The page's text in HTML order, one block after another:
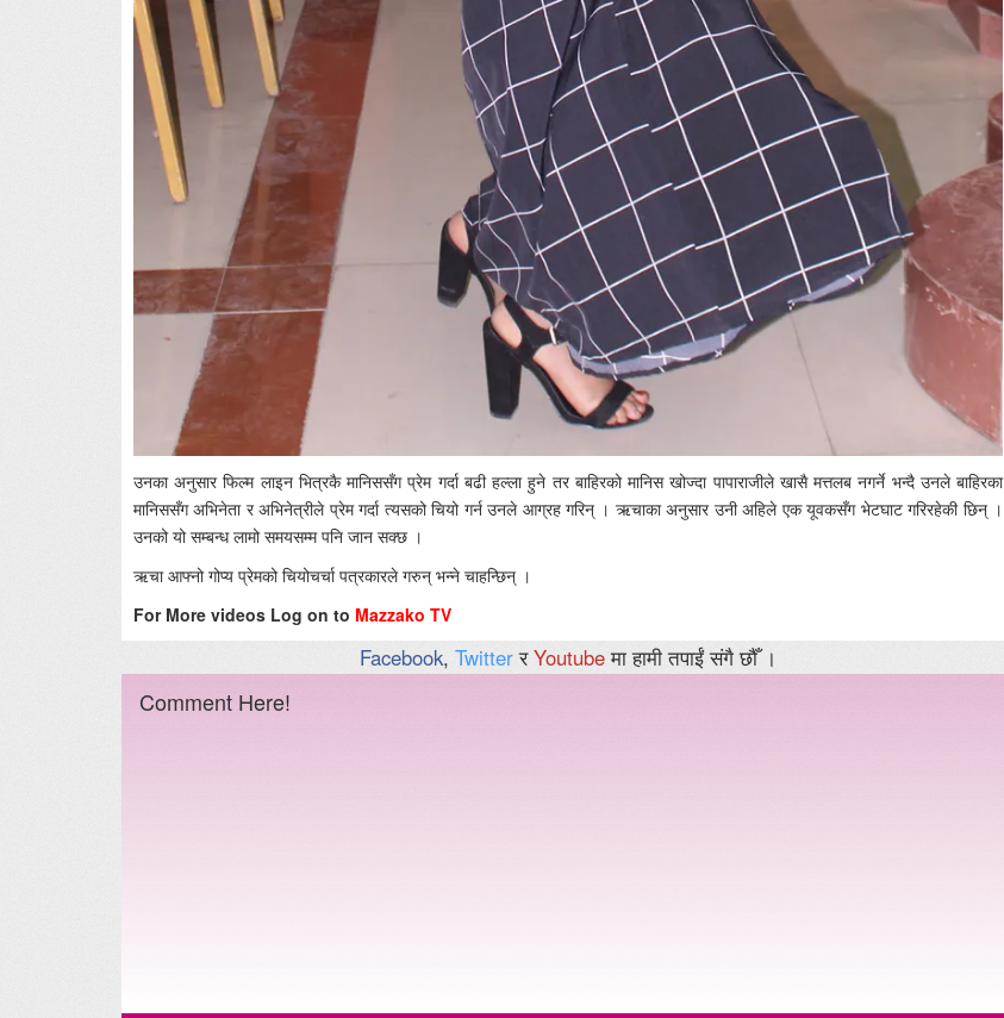
उनका अनुसार फिल्म लाइन भित्रकै मानिससँग प्रेम गर्दा बढी हल्ला हुने तर बाहिरको मानिस खोज्दा पापाराजीले खासै मत्तलब नगर्ने भन्दै उनले बाहिरका
मानिससँग अभिनेता र अभिनेत्रीले प्रेम गर्दा त्यसको चियो गर्न उनले आग्रह गरिन् । ऋचाका अनुसार उनी अहिले एक यूवकसँग भेटघाट गरिरहेकी छिन् ।
उनको यो सम्बन्ध लामो समयसम्म पनि जान सक्छ ।
ऋचा आफ्नो गोप्य प्रेमको चियोचर्चा पत्रकारले गरुन् भन्ने चाहन्छिन् ।
For More videos Log on to Mazzako TV
Facebook, TwitterरYoutubeमा हामी तपाईं संगै छौँ ।
Comment Here!